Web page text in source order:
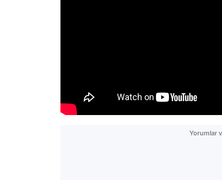
Yorumlar